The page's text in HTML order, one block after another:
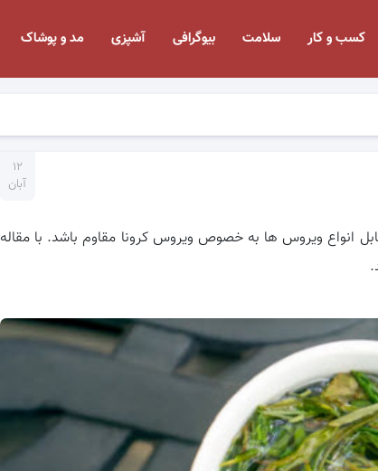
کسب و کار سلامت بیوگرافی آشپزی مد و پوشاک
۱۲
آبان
انواع ویروس ها به خصوص ویروس کرونا مقاوم باشد. با مقاله